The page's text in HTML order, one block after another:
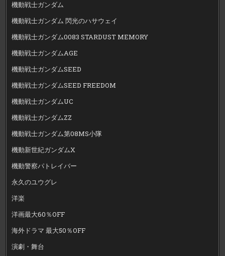
機動戦士ガンダム
機動戦士ガンダム 閃光のハサウェイ
機動戦士ガンダム0083 STARDUST MEMORY
機動戦士ガンダムAGE
機動戦士ガンダムSEED
機動戦士ガンダムSEED FREEDOM
機動戦士ガンダムUC
機動戦士ガンダムZZ
機動戦士ガンダム第08MS小隊
機動新世紀ガンダムX
機動警察パトレイバー
永久のユウグレ
洋楽
洋画最大60％OFF
海外ドラマ 最大50％OFF
演劇・舞台